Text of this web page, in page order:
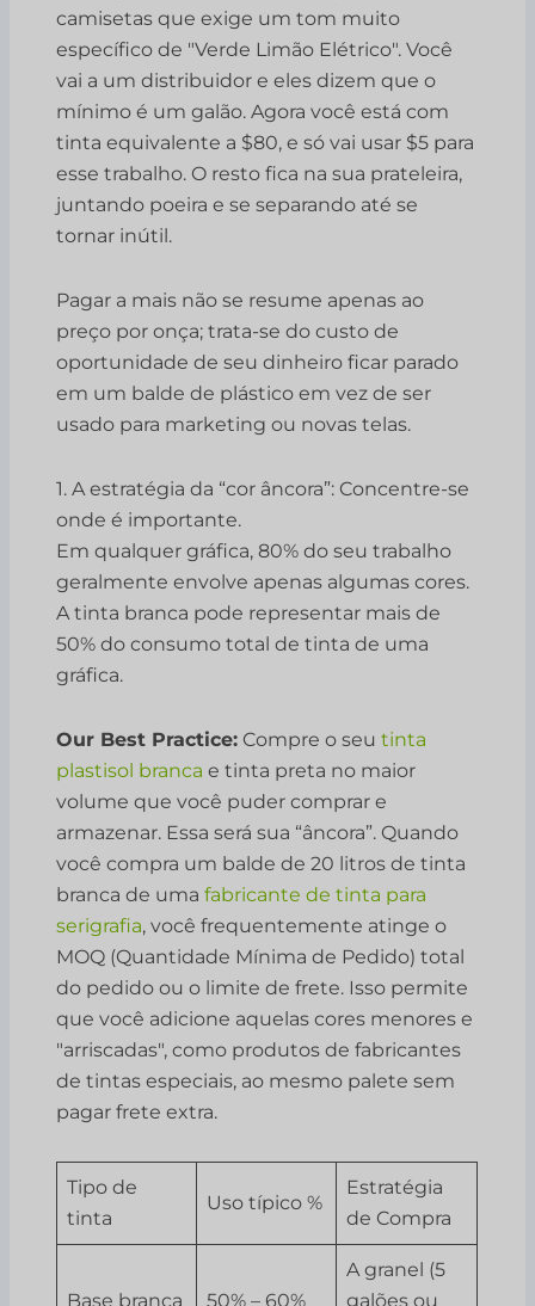
camisetas que exige um tom muito
específico de "Verde Limão Elétrico". Você
vai a um distribuidor e eles dizem que o
mínimo é um galão. Agora você está com
tinta equivalente a $80, e só vai usar $5 para
esse trabalho. O resto fica na sua prateleira,
juntando poeira e se separando até se
tornar inútil.
Pagar a mais não se resume apenas ao
preço por onça; trata-se do custo de
oportunidade de seu dinheiro ficar parado
em um balde de plástico em vez de ser
usado para marketing ou novas telas.
1. A estratégia da “cor âncora”: Concentre-se
onde é importante.
Em qualquer gráfica, 80% do seu trabalho
geralmente envolve apenas algumas cores.
A tinta branca pode representar mais de
50% do consumo total de tinta de uma
gráfica.
Our Best Practice: Compre o seutinta
plastisol branca e tinta preta no maior
volume que você puder comprar e
armazenar. Essa será sua “âncora”. Quando
você compra um balde de 20 litros de tinta
branca de umafabricante de tinta para
serigrafia, você frequentemente atinge o
MOQ (Quantidade Mínima de Pedido) total
do pedido ou o limite de frete. Isso permite
que você adicione aquelas cores menores e
"arriscadas", como produtos de fabricantes
de tintas especiais, ao mesmo palete sem
pagar frete extra.
Tipo de
tinta
Uso típico %
Estratégia
de Compra
Base branca 50% – 60%
A granel (5
galões ou